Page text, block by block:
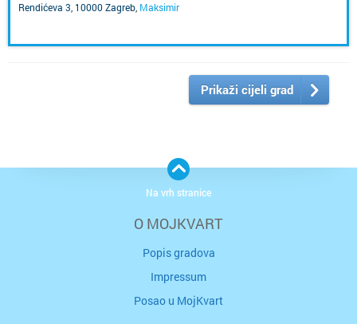
Rendićeva 3, 10000 Zagreb Maksimir
Prikaži cijeli grad
O MOJKVART
Popis gradova
Impressum
Posao u MojKvart
Na vrh stranice